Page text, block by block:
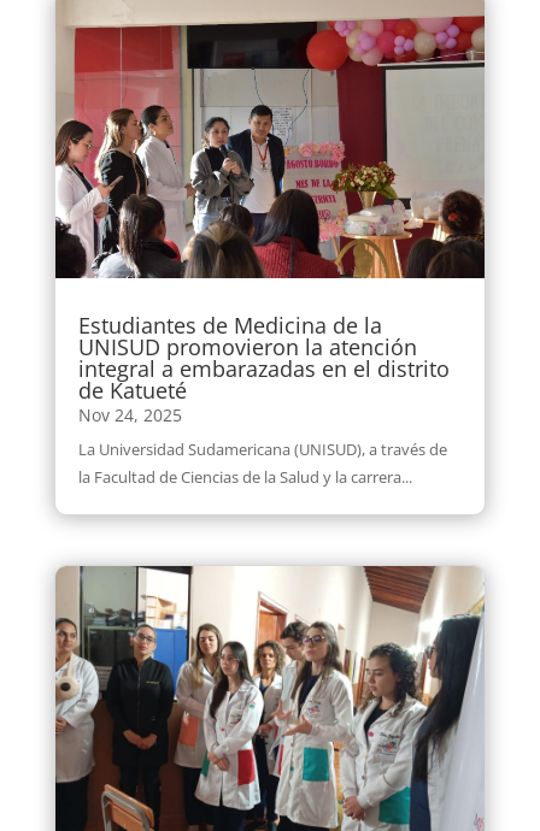
Estudiantes de Medicina de la
UNISUD promovieron la atención
integral a embarazadas en el distrito
de Katueté
Nov 24, 2025
La Universidad Sudamericana (UNISUD), a través de
la Facultad de Ciencias de la Salud y la carrera...